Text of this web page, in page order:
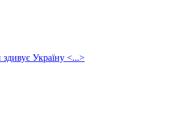
Україну <...>